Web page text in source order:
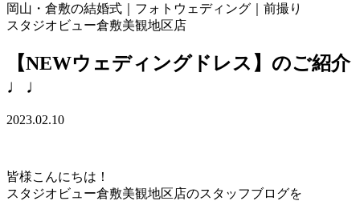
岡山・倉敷の結婚式｜フォトウェディング｜前撮り
スタジオビュー倉敷美観地区店
【NEWウェディングドレス】のご紹介
♩♩
2023.02.10
皆様こんにちは！
スタジオビュー倉敷美観地区店のスタッフブログを